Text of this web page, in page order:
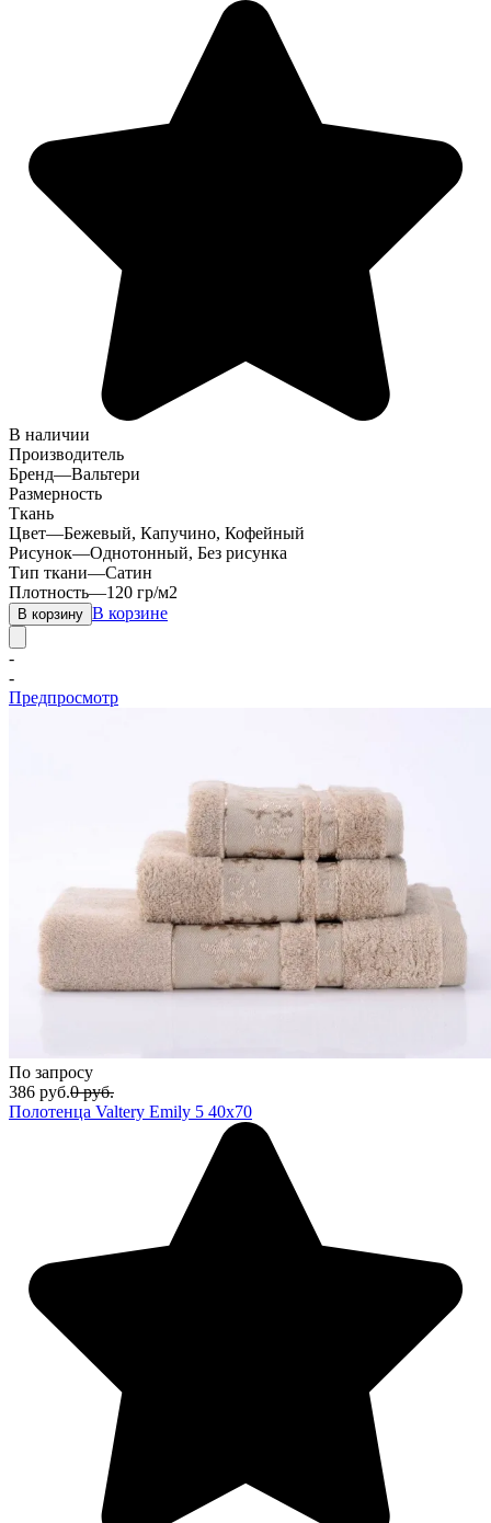
В наличии
Производитель
Бренд—Вальтери
Размерность
Ткань
Цвет—Бежевый, Капучино, Кофейный
Рисунок—Однотонный, Без рисунка
Тип ткани—Сатин
Плотность—120 гр/м2
В корзину В корзине
-
-
Предпросмотр
По запросу
386 руб.0 руб.
Полотенца Valtery Emily 5 40x70